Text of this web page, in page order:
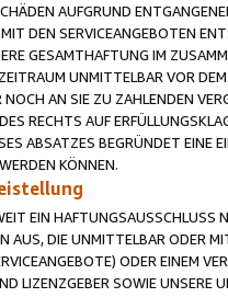
AUFGRUND
DEN SERVICEANGEBOTEN
GESAMTHAFTUNG IM
UNMITTELBAR VOR
NOCH AN SIE ZU ZAHLENDEN
RECHTS AUF
ABSATZES BEGRÜNDET EINE
KÖNNEN.
EIN HAFTUNGSAUSSCHLUSS
AUS, DIE UNMITTELBAR ODER
ODER EINEM
LIZENZGEBER SOWIE UNSERE